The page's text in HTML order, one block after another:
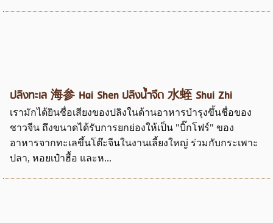
ปลิงทะเล 海参 Hai Shen ปลิงน้ำจืด 水蛭 Shui Zhi
เรามักได้ยินชื่อเสียงของปลิงในด้านอาหารบำรุงขึ้นชื่อของ
ชาวจีน ถึงขนาดได้รับการยกย่องให้เป็น "บิ๊กโฟร์" ของ
อาหารจากทะเลขึ้นโต๊ะจีนในงานเลี้ยงใหญ่ ร่วมกับกระเพาะ
ปลา, หอยเป๋าฮื้อ และห...